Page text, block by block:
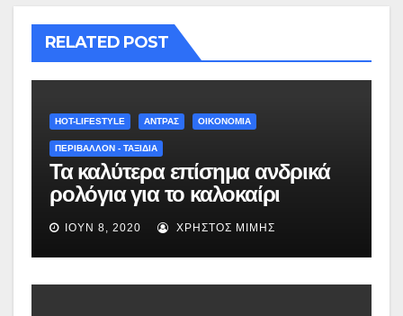
RELATED POST
HOT-LIFESTYLE ΆΝΤΡΑΣ ΟΙΚΟΝΟΜΙΑ
ΠΕΡΙΒΑΛΛΟΝ - ΤΑΞΙΔΙΑ
Τα καλύτερα επίσημα ανδρικά
ρολόγια για το καλοκαίρι
(εικόνες)
ΙΟΎΝ 8, 2020 ΧΡΉΣΤΟΣ ΜΊΜΗΣ